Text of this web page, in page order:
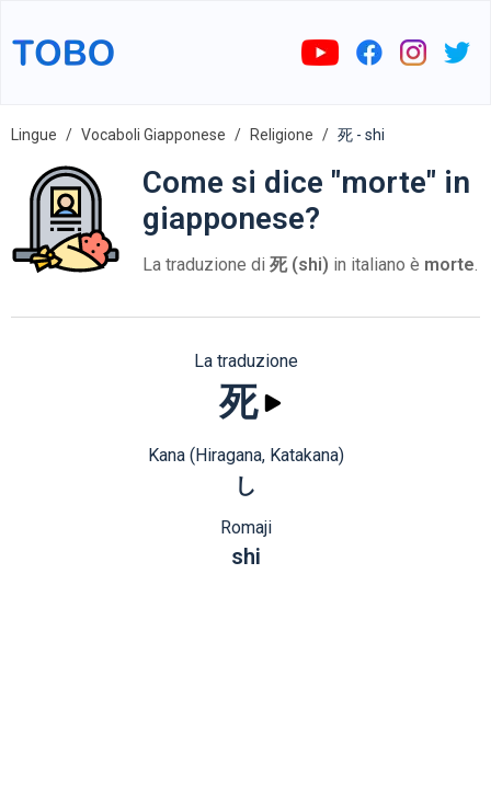
Lingue Vocaboli Giapponese Religione 死 - shi
Come si dice "morte" in
giapponese?
La traduzione di 死 (shi) in italiano è morte.
La traduzione
死
Kana (Hiragana, Katakana)
し
Romaji
shi